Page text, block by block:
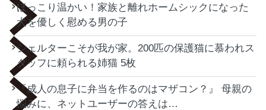
ほっこり温かい！家族と離れホームシックになった
犬を優しく慰める男の子
シェルターこそが我が家。200匹の保護猫に慕われス
タッフに頼られる姉猫 5枚
『成人の息子に弁当を作るのはマザコン？』 母親の
悩みに、ネットユーザーの答えは…